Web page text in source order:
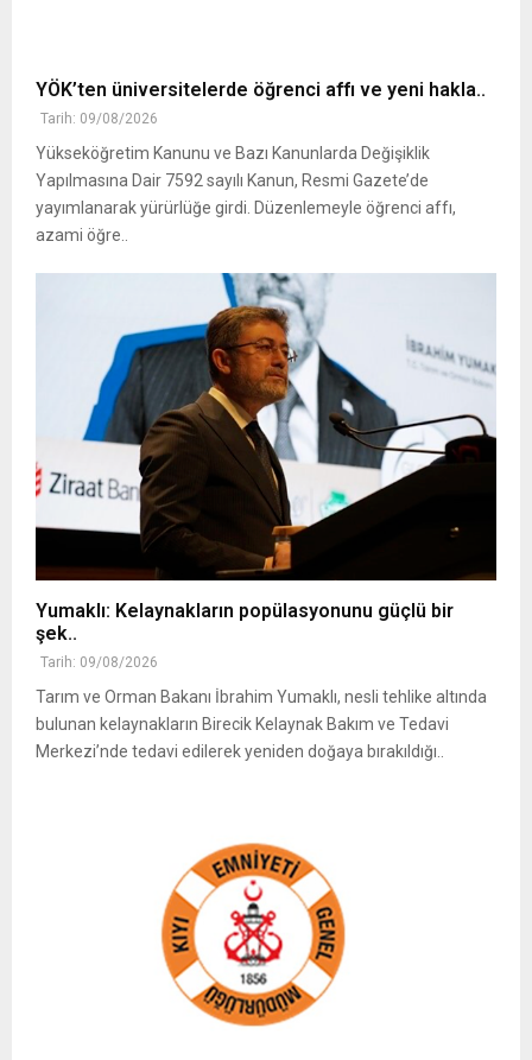
YÖK’ten üniversitelerde öğrenci affı ve yeni hakla..
Tarih: 09/08/2026
Yükseköğretim Kanunu ve Bazı Kanunlarda Değişiklik
Yapılmasına Dair 7592 sayılı Kanun, Resmi Gazete’de
yayımlanarak yürürlüğe girdi. Düzenlemeyle öğrenci affı,
azami öğre..
Yumaklı: Kelaynakların popülasyonunu güçlü bir
şek..
Tarih: 09/08/2026
Tarım ve Orman Bakanı İbrahim Yumaklı, nesli tehlike altında
bulunan kelaynakların Birecik Kelaynak Bakım ve Tedavi
Merkezi’nde tedavi edilerek yeniden doğaya bırakıldığı..